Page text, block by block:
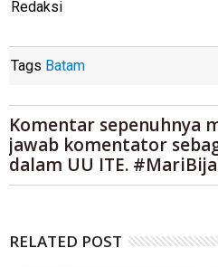
Redaksi
Tags Batam
Komentar sepenuhnya
jawab komentator
dalam UU ITE.
RELATED POST